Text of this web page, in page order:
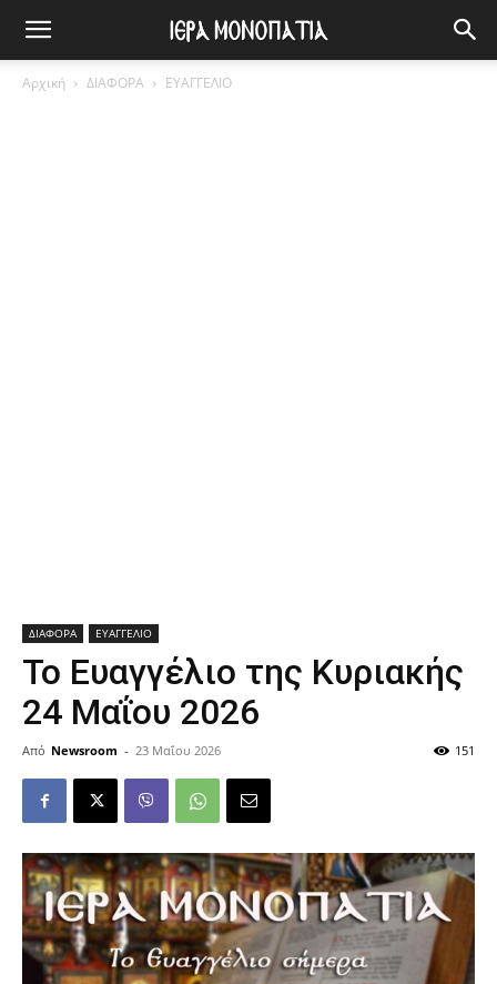
Αρχική ΔΙΑΦΟΡΑ ΕΥΑΓΓΕΛΙΟ
ΔΙΑΦΟΡΑ ΕΥΑΓΓΕΛΙΟ
Το Ευαγγέλιο της Κυριακής
24 Μαΐου 2026
Από Newsroom - 23 Μαΐου 2026 151